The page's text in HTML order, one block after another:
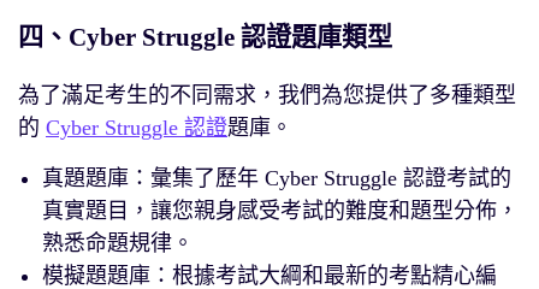
四、Cyber Struggle 認證題庫類型
為了滿足考生的不同需求，我們為您提供了多種類型
的 Cyber Struggle 認證題庫。
真題題庫：彙集了歷年 Cyber Struggle 認證考試的
真實題目，讓您親身感受考試的難度和題型分佈，
熟悉命題規律。
模擬題題庫：根據考試大綱和最新的考點精心編